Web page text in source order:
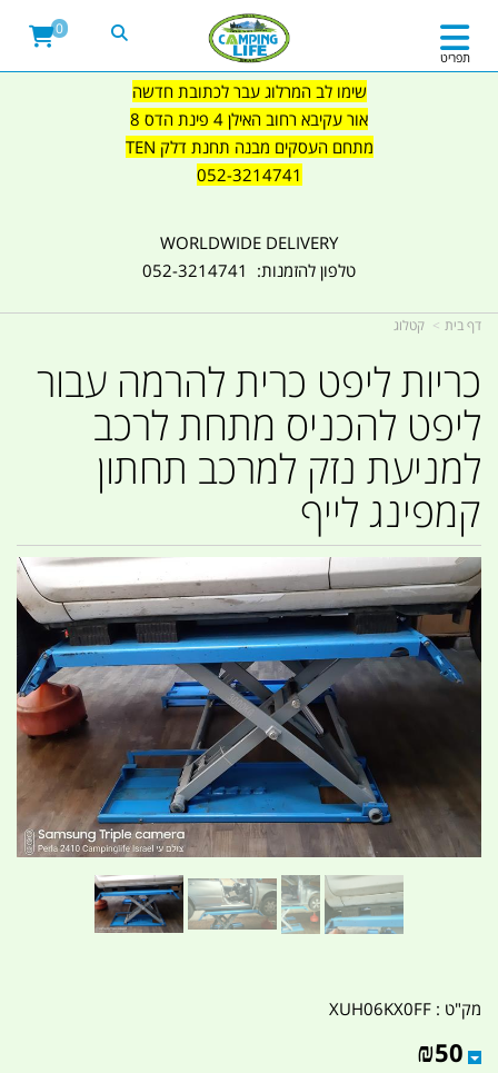
שימו לב המרלוג עבר לכתובת חדשה
אור עקיבא רחוב האילן 4 פינת הדס 8
מתחם העסקים מבנה תחנת דלק TEN
052-3214741
WORLDWIDE DELIVERY
טלפון להזמנות: 052-3214741
תפריט
0
דף בית קטלוג
כריות ליפט כרית להרמה עבור
ליפט להכניס מתחת לרכב
למניעת נזק למרכב תחתון
קמפינג לייף
מק"ט : XUH06KX0FF
₪50